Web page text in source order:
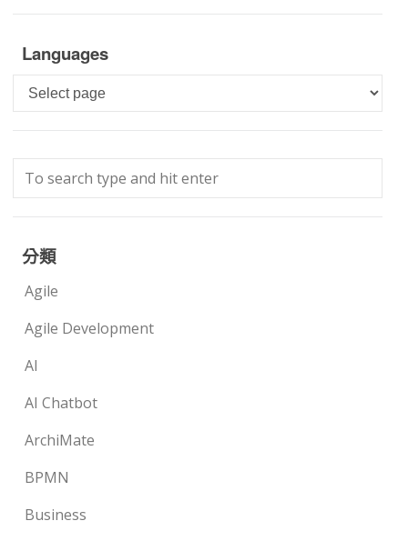
Languages
Languages
分類
Agile
Agile Development
AI
AI Chatbot
ArchiMate
BPMN
Business